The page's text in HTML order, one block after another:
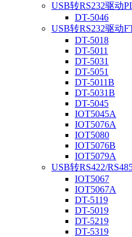
USB转RS232驱动
DT-5046
USB转RS232驱动
DT-5018
DT-5011
DT-5031
DT-5051
DT-5011B
DT-5031B
DT-5045
IOT5045A
IOT5076A
IOT5080
IOT5076B
IOT5079A
USB转RS422/
IOT5067
IOT5067A
DT-5119
DT-5019
DT-5219
DT-5319